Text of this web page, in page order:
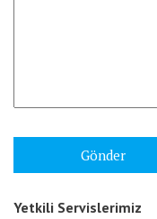
Yetkili Servislerimiz